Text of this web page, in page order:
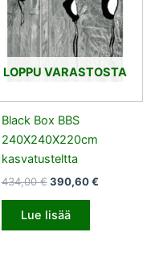
LOPPU VARASTOSTA
Black Box BBS
240X240X220cm
kasvatusteltta
434,00€ 390,60€
Lue lisää